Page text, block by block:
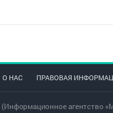
О НАС ПРАВОВАЯ
(Информационное агентство